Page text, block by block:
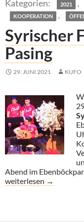
2021 ,
KOOPERATION ,
Syrischer
Pasing
29. JUNI 2021 KUFO
Abend im
Syrischer Friedenschor
weiterlesen →